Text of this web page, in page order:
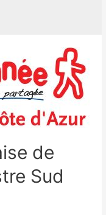
de
Sud